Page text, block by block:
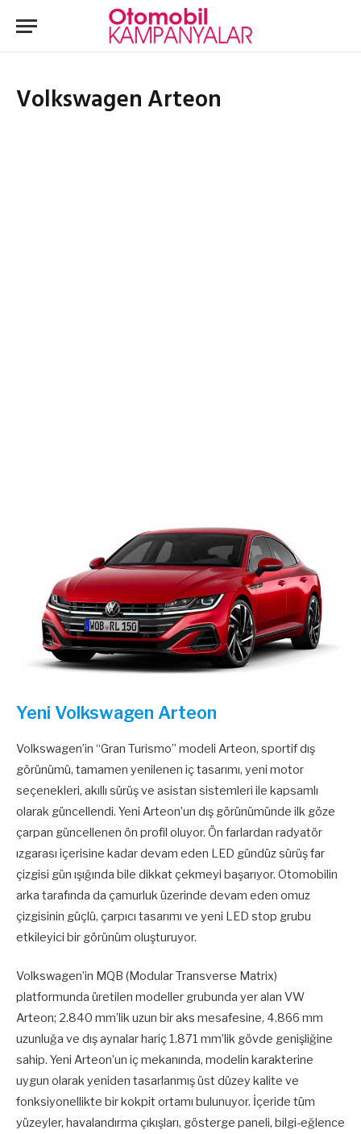
Volkswagen Arteon
Yeni Volkswagen Arteon
Volkswagen’in “Gran Turismo” modeli Arteon, sportif dış
görünümü, tamamen yenilenen iç tasarımı, yeni motor
seçenekleri, akıllı sürüş ve asistan sistemleri ile kapsamlı
olarak güncellendi. Yeni Arteon’un dış görünümünde ilk göze
çarpan güncellenen ön profil oluyor. Ön farlardan radyatör
ızgarası içerisine kadar devam eden LED gündüz sürüş far
çizgisi gün ışığında bile dikkat çekmeyi başarıyor. Otomobilin
arka tarafında da çamurluk üzerinde devam eden omuz
çizgisinin güçlü, çarpıcı tasarımı ve yeni LED stop grubu
etkileyici bir görünüm oluşturuyor.
Volkswagen’in MQB (Modular Transverse Matrix)
platformunda üretilen modeller grubunda yer alan VW
Arteon; 2.840 mm’lik uzun bir aks mesafesine, 4.866 mm
uzunluğa ve dış aynalar hariç 1.871 mm’lik gövde genişliğine
sahip. Yeni Arteon’un iç mekanında, modelin karakterine
uygun olarak yeniden tasarlanmış üst düzey kalite ve
fonksiyonellikte bir kokpit ortamı bulunuyor. İçeride tüm
yüzeyler, havalandırma çıkışları, gösterge paneli, bilgi-eğlence